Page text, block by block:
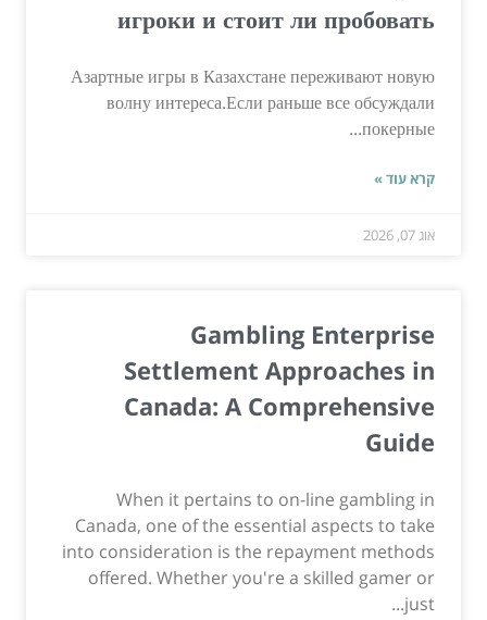
игроки и стоит ли пробовать
Азартные игры в Казахстане переживают новую
волну интереса.Если раньше все обсуждали
покерные...
קרא עוד »
אוג 07, 2026
Gambling Enterprise
Settlement Approaches in
Canada: A Comprehensive
Guide
When it pertains to on-line gambling in
Canada, one of the essential aspects to take
into consideration is the repayment methods
offered. Whether you're a skilled gamer or
just...